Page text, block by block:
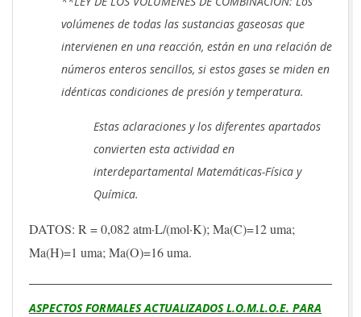
volúmenes de todas las sustancias gaseosas que
intervienen en una reacción, están en una relación de
números enteros sencillos, si estos gases se miden en
idénticas condiciones de presión y temperatura.
Estas aclaraciones y los diferentes apartados
convierten esta actividad en
interdepartamental Matemáticas-Física y
Química.
DATOS: R = 0,082 atm·L/(mol·K); Ma(C)=12 uma;
Ma(H)=1 uma; Ma(O)=16 uma.
ASPECTOS FORMALES ACTUALIZADOS L.O.M.L.O.E. PARA